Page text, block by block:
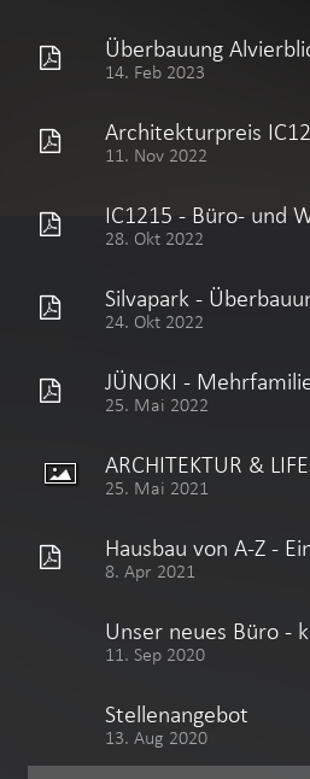
Überbauung
14. Feb 2023
Architekturpreis
11. Nov 2022
IC1215 - Büro- und
28. Okt 2022
Silvapark -
24. Okt 2022
JÜNOKI -
25. Mai 2022
ARCHITEKTUR &
25. Mai 2021
Hausbau von A-Z -
8. Apr 2021
Unser neues Büro -
11. Sep 2020
Stellenangebot
13. Aug 2020